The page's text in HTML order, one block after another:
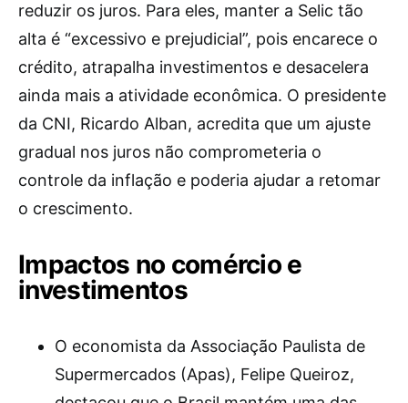
reduzir os juros. Para eles, manter a Selic tão
alta é “excessivo e prejudicial”, pois encarece o
crédito, atrapalha investimentos e desacelera
ainda mais a atividade econômica. O presidente
da CNI, Ricardo Alban, acredita que um ajuste
gradual nos juros não comprometeria o
controle da inflação e poderia ajudar a retomar
o crescimento.
Impactos no comércio e
investimentos
O economista da Associação Paulista de
Supermercados (Apas), Felipe Queiroz,